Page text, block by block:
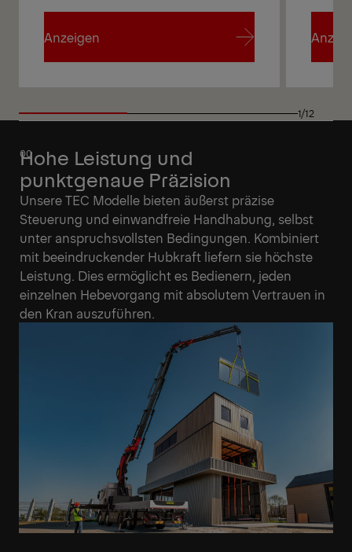
Anzeigen
1/12
Hohe Leistung und
punktgenaue Präzision
Unsere TEC Modelle bieten äußerst präzise
Steuerung und einwandfreie Handhabung, selbst
unter anspruchsvollsten Bedingungen. Kombiniert
mit beeindruckender Hubkraft liefern sie höchste
Leistung. Dies ermöglicht es Bedienern, jeden
einzelnen Hebevorgang mit absolutem Vertrauen in
den Kran auszuführen.